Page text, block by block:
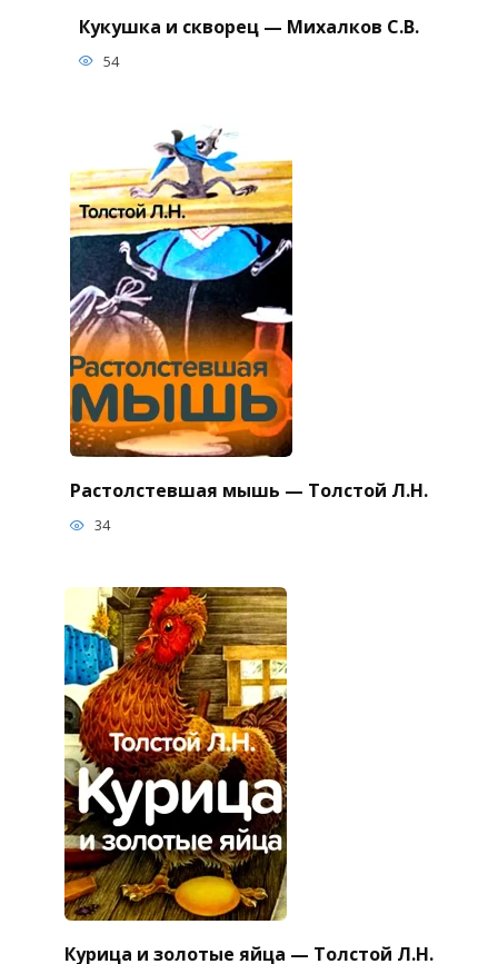
Кукушка и скворец — Михалков С.В.
54
Растолстевшая мышь — Толстой Л.Н.
34
Курица и золотые яйца — Толстой Л.Н.